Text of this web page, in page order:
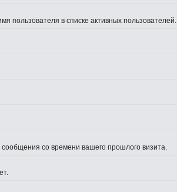
пользователя в списке активных пользователей.
со времени вашего прошлого визита.